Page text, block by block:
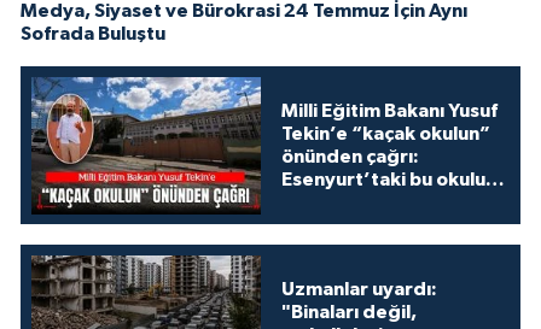
Medya, Siyaset ve Bürokrasi 24 Temmuz İçin Aynı
Sofrada Buluştu
Milli Eğitim Bakanı Yusuf
Tekin’e “kaçak okulun”
önünden çağrı:
Esenyurt’taki bu okulu
Uzmanlar uyardı:
"Binaları değil,